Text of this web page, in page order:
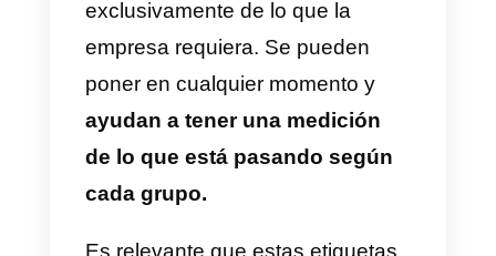
mental que es innecesario. Si el
empleado puede seguir unas
instrucciones claras, podrá
enfocarse en seguirlas, sin tener
que pensar en cada caso que se
le presente. Esto ayuda a